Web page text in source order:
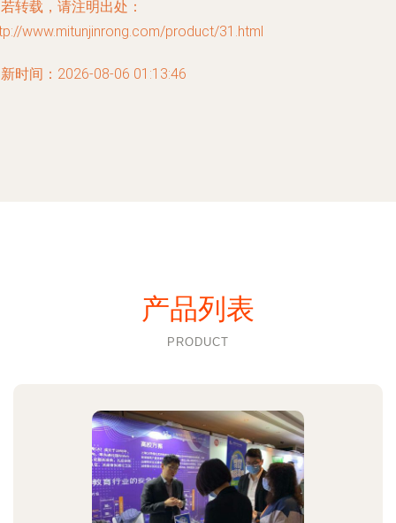
转载，请注明出处：
www.mitunjinrong.com/product/31.html
时间：2026-08-06 01:13:46
产品列表
PRODUCT